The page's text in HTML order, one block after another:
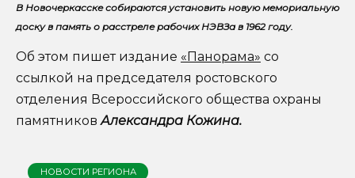
В Новочеркасске собираются установить новую мемориальную
доску в память о расстреле рабочих НЭВЗа в 1962 году.
Об этом пишет издание «Панорама» со
ссылкой на председателя ростовского
отделения Всероссийского общества охраны
памятников Александра Кожина.
НОВОСТИ РЕГИОНА